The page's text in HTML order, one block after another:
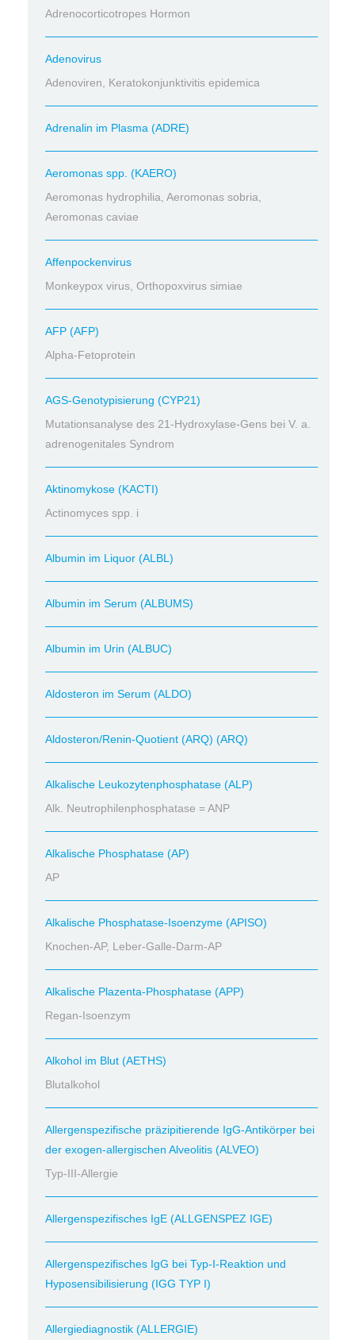
Adrenocorticotropes Hormon
Adenovirus
Adenoviren, Keratokonjunktivitis epidemica
Adrenalin im Plasma (ADRE)
Aeromonas spp. (KAERO)
Aeromonas hydrophilia, Aeromonas sobria,
Aeromonas caviae
Affenpockenvirus
Monkeypox virus, Orthopoxvirus simiae
AFP (AFP)
Alpha-Fetoprotein
AGS-Genotypisierung (CYP21)
Mutationsanalyse des 21-Hydroxylase-Gens bei V. a.
adrenogenitales Syndrom
Aktinomykose (KACTI)
Actinomyces spp. i
Albumin im Liquor (ALBL)
Albumin im Serum (ALBUMS)
Albumin im Urin (ALBUC)
Aldosteron im Serum (ALDO)
Aldosteron/Renin-Quotient (ARQ) (ARQ)
Alkalische Leukozytenphosphatase (ALP)
Alk. Neutrophilenphosphatase = ANP
Alkalische Phosphatase (AP)
AP
Alkalische Phosphatase-Isoenzyme (APISO)
Knochen-AP, Leber-Galle-Darm-AP
Alkalische Plazenta-Phosphatase (APP)
Regan-Isoenzym
Alkohol im Blut (AETHS)
Blutalkohol
Allergenspezifische präzipitierende IgG-Antikörper bei
der exogen-allergischen Alveolitis (ALVEO)
Typ-III-Allergie
Allergenspezifisches IgE (ALLGENSPEZ IGE)
Allergenspezifisches IgG bei Typ-I-Reaktion und
Hyposensibilisierung (IGG TYP I)
Allergiediagnostik (ALLERGIE)